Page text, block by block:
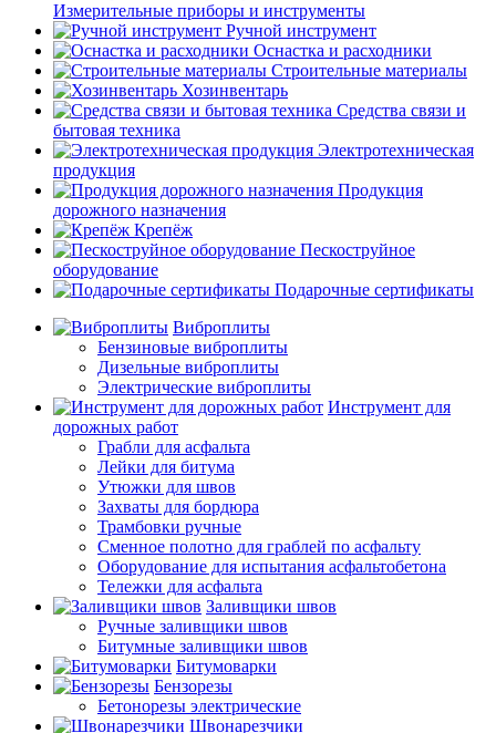
Измерительные приборы и инструменты
Ручной инструмент
Оснастка и расходники
Строительные материалы
Хозинвентарь
Средства связи и
бытовая техника
Электротехническая
продукция
Продукция
дорожного назначения
Крепёж
Пескоструйное
оборудование
Подарочные сертификаты
Виброплиты
Бензиновые виброплиты
Дизельные виброплиты
Электрические виброплиты
Инструмент для
дорожных работ
Грабли для асфальта
Лейки для битума
Утюжки для швов
Захваты для бордюра
Трамбовки ручные
Сменное полотно для граблей по асфальту
Оборудование для испытания асфальтобетона
Тележки для асфальта
Заливщики швов
Ручные заливщики швов
Битумные заливщики швов
Битумоварки
Бензорезы
Бетонорезы электрические
Швонарезчики